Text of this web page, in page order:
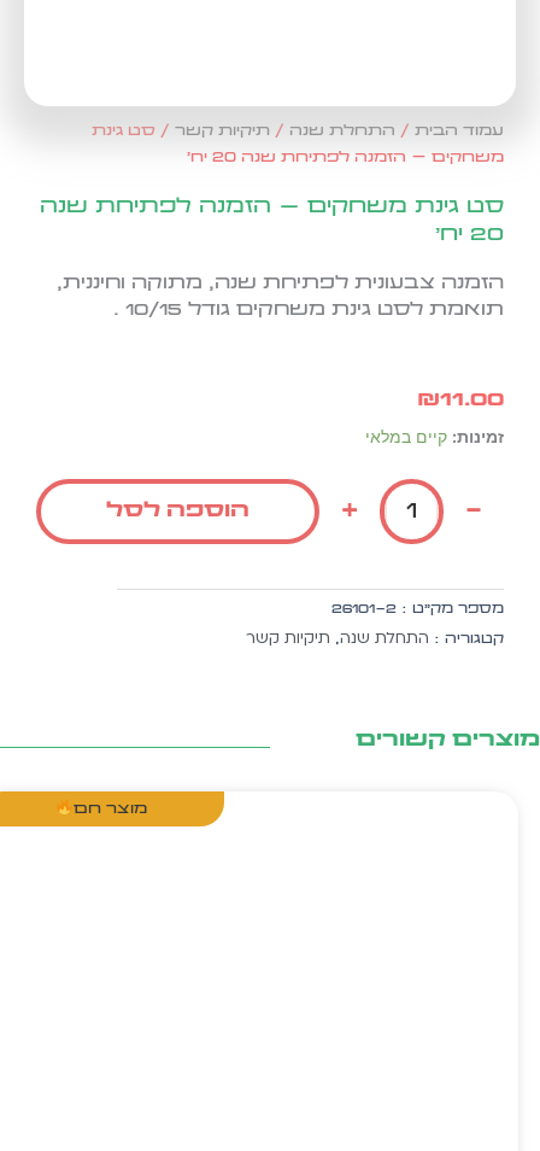
עמוד הבית/התחלת שנה/ תיקיות קשר/ סט גינת
משחקים – הזמנה לפתיחת שנה 20 יח'
סט גינת משחקים – הזמנה לפתיחת שנה
20 יח'
הזמנה צבעונית לפתיחת שנה, מתוקה וחיננית,
תואמת לסט גינת משחקים גודל 10/15 .
₪11.00
זמינות: קיים במלאי
כמות
סט
גינת
משחקים
הזמנה
לפתיחת
שנה
הוספה לסל
מספר מק״ט :26101-2
קטגוריה : התחלת שנה,תיקיות קשר
קשורים
מוצר חם